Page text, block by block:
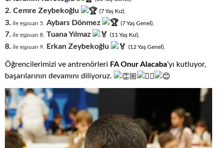
2. Cemre Zeybekoğlu (7Yaş Kız),
3. ile eşpuan 5. Aybars Dönmez (7Yaş Genel),
7. ile eşpuan 8. Tuana Yılmaz (11 Yaş Kız),
8. ile eşpuan 9. Erkan Zeybekoğlu (12 Yaş Genel).
Öğrencilerimizi ve antrenörleri FA Onur Alacaba‘yı kutluyor,
başarılarının devamını diliyoruz.